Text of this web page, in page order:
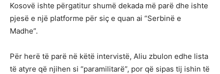
Kosovë ishte përgatitur shumë dekada më parë dhe ishte
pjesë e një platforme për siç e quan ai “Serbinë e
Madhe”.
Për herë të parë në këtë intervistë, Aliu zbulon edhe lista
të atyre që njihen si “paramilitarë”, por që sipas tij ishin të